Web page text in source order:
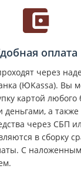
оплата
через
(ЮKassa). Вы
картой любого
деньгами, а
через СБП
в сборку
С